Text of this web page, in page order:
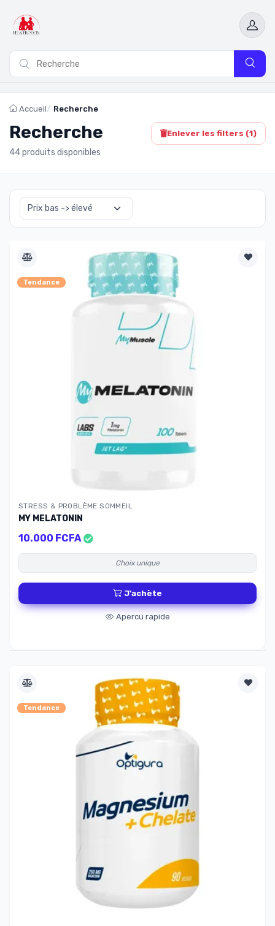
Accueil Recherche
Recherche
44 produits disponibles
Enlever les filters (1)
Tendance
STRESS & PROBLÈME SOMMEIL
MY MELATONIN
10.000 FCFA
Choix unique
J'achète
Apercu rapide
Tendance